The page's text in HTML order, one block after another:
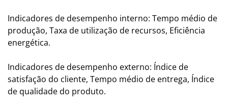
Indicadores de desempenho interno: Tempo médio de
produção, Taxa de utilização de recursos, Eficiência
energética.
Indicadores de desempenho externo: Índice de
satisfação do cliente, Tempo médio de entrega, Índice
de qualidade do produto.